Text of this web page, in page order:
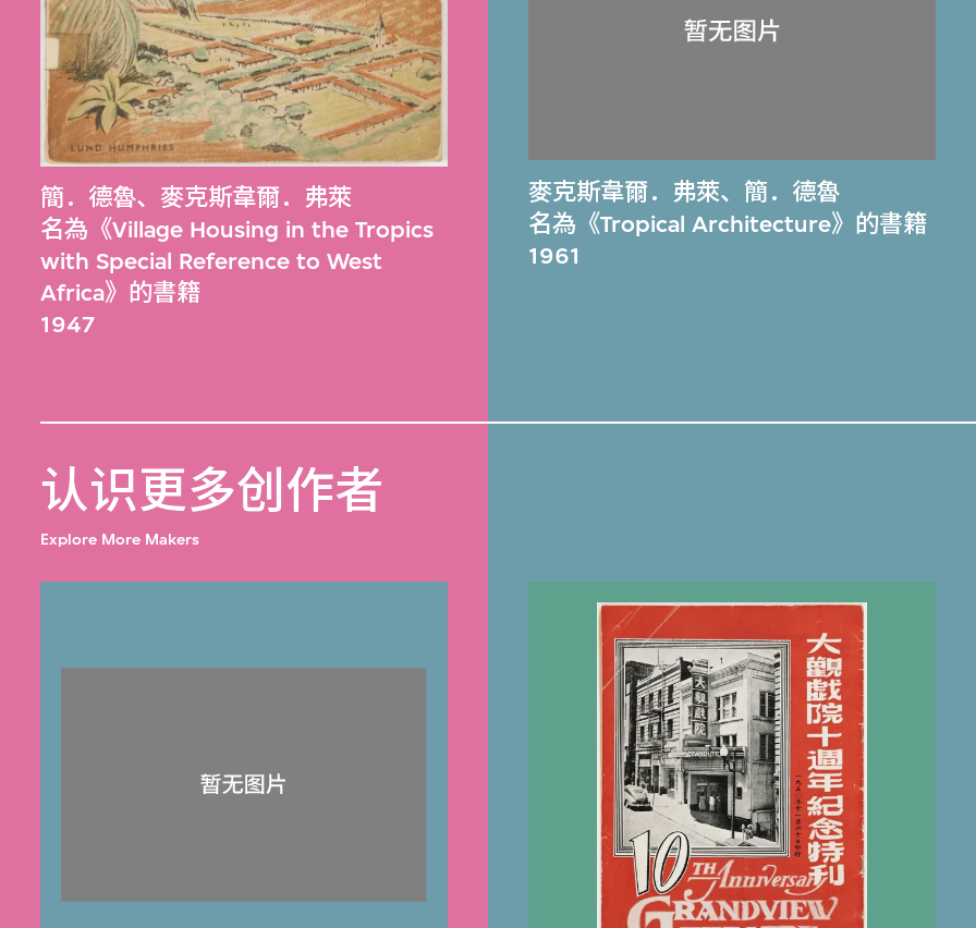
簡．德魯、麥克斯韋爾．弗萊
名為《Village Housing in the Tropics
with Special Reference to West
Africa》的書籍
1947
麥克斯韋爾．弗萊、簡．德魯
名為《Tropical Architecture》的書籍
1961
认识更多创作者
Explore More Makers